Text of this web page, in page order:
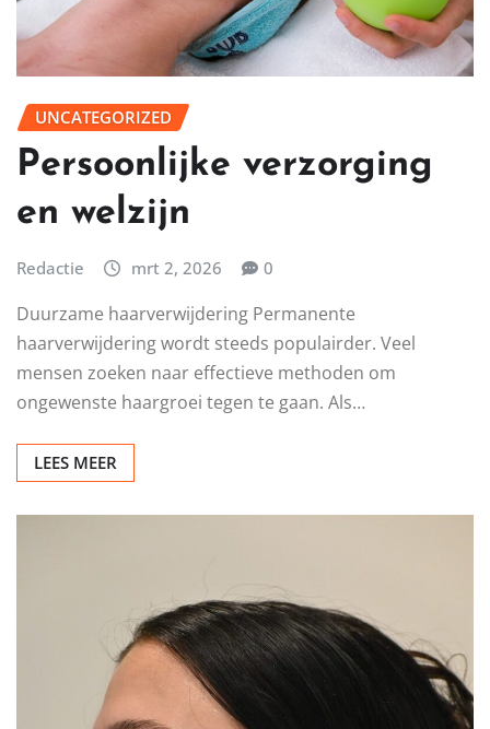
UNCATEGORIZED
Persoonlijke verzorging
en welzijn
Redactie mrt 2, 2026 0
Duurzame haarverwijdering Permanente
haarverwijdering wordt steeds populairder. Veel
mensen zoeken naar effectieve methoden om
ongewenste haargroei tegen te gaan. Als…
LEES MEER